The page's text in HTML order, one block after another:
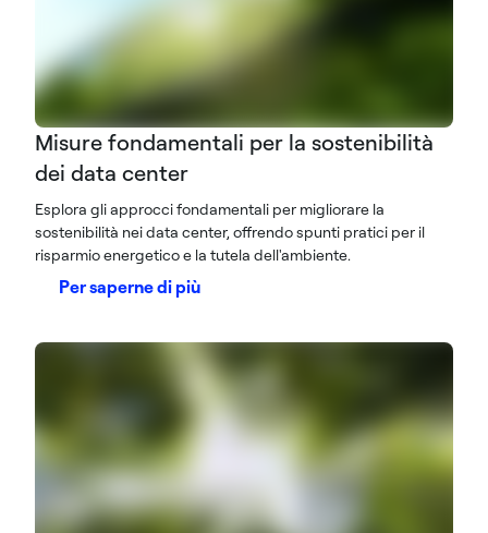
Misure fondamentali per la sostenibilità
dei data center
Esplora gli approcci fondamentali per migliorare la
sostenibilità nei data center, offrendo spunti pratici per il
risparmio energetico e la tutela dell'ambiente.
Per saperne di più